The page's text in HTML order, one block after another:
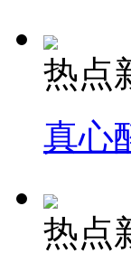
热点
真心
热点